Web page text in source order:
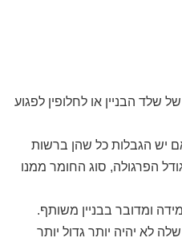
שלד הבניין או לחלופין לפגוע
יש הגבלות כל שהן ברשות
הפרגולה, סוג החומר ממנו
ומדובר בבניין משותף.
לא יהיה יותר גדול יותר